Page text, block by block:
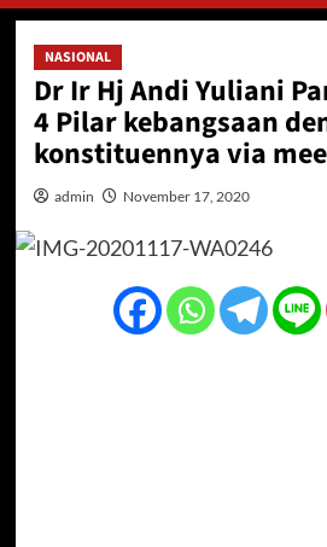
NASIONAL
Dr Ir Hj Andi Yuliani
4 Pilar kebangsaan
konstituennya via
admin November 17, 2020